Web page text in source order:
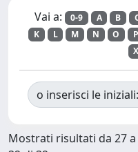
Vai a: 0-9 A B
K
L M N O P
X
o inserisci le iniziali:
Mostrati risultati da 27 a